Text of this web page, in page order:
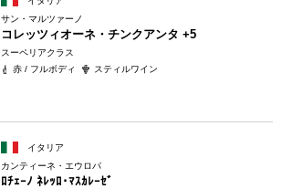
サン・マルツァーノ
コレッツィオーネ・チンクアンタ +5
スーペリアクラス
赤 / フルボディ
スティルワイン
イタリア
カンティーネ・エウロパ
ﾛﾁｪｰﾉ ﾈﾚｯﾛ･ﾏｽｶﾚｰｾﾞ